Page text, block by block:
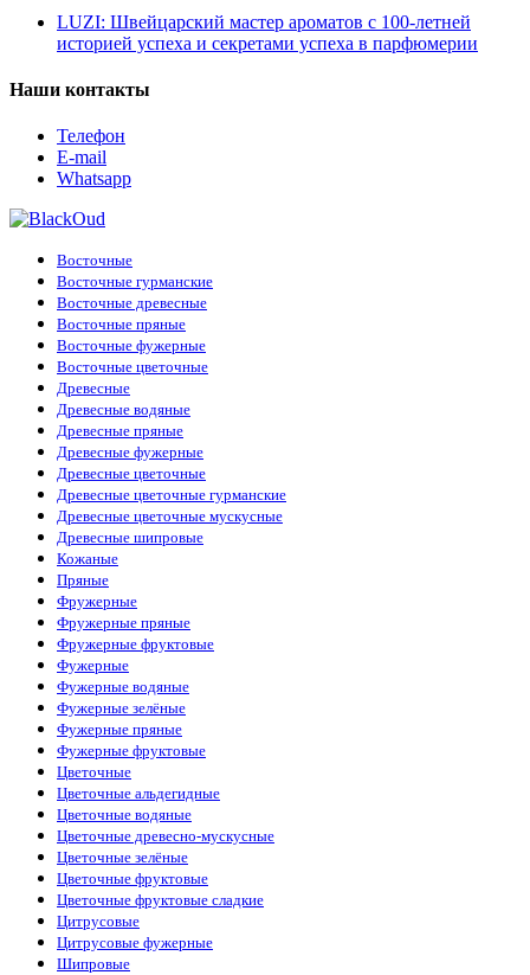
LUZI: Швейцарский мастер ароматов с 100-летней
историей успеха и секретами успеха в парфюмерии
Наши контакты
Телефон
E-mail
Whatsapp
Восточные
Восточные гурманские
Восточные древесные
Восточные пряные
Восточные фужерные
Восточные цветочные
Древесные
Древесные водяные
Древесные пряные
Древесные фужерные
Древесные цветочные
Древесные цветочные гурманские
Древесные цветочные мускусные
Древесные шипровые
Кожаные
Пряные
Фружерные
Фружерные пряные
Фружерные фруктовые
Фужерные
Фужерные водяные
Фужерные зелёные
Фужерные пряные
Фужерные фруктовые
Цветочные
Цветочные альдегидные
Цветочные водяные
Цветочные древесно-мускусные
Цветочные зелёные
Цветочные фруктовые
Цветочные фруктовые сладкие
Цитрусовые
Цитрусовые фужерные
Шипровые